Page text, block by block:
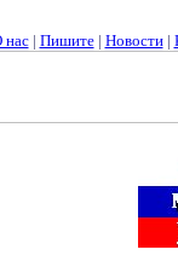
нас| Пишите| Новости|